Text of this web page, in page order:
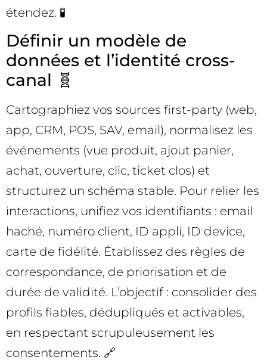
étendez. 🧪
Définir un modèle de
données et l’identité cross-
canal 🧬
Cartographiez vos sources first-party (web,
app, CRM, POS, SAV, email), normalisez les
événements (vue produit, ajout panier,
achat, ouverture, clic, ticket clos) et
structurez un schéma stable. Pour relier les
interactions, unifiez vos identifiants : email
haché, numéro client, ID appli, ID device,
carte de fidélité. Établissez des règles de
correspondance, de priorisation et de
durée de validité. L’objectif : consolider des
profils fiables, dédupliqués et activables,
en respectant scrupuleusement les
consentements. 🔗